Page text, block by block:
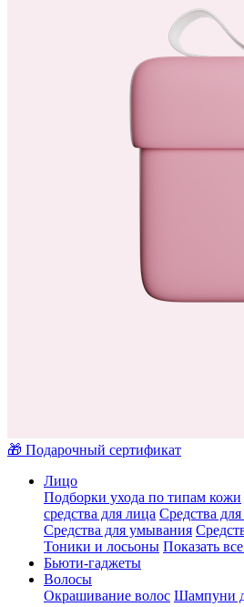
🎁 Подарочный сертификат
Лицо
Подборки ухода по типам кожи
средства для лица Средства
Средства для умывания
Тоники и лосьоны Показать
Бьюти-гаджеты
Волосы
Окрашивание волос Шампуни